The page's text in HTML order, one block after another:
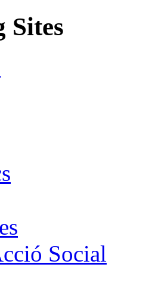
Sites
Social